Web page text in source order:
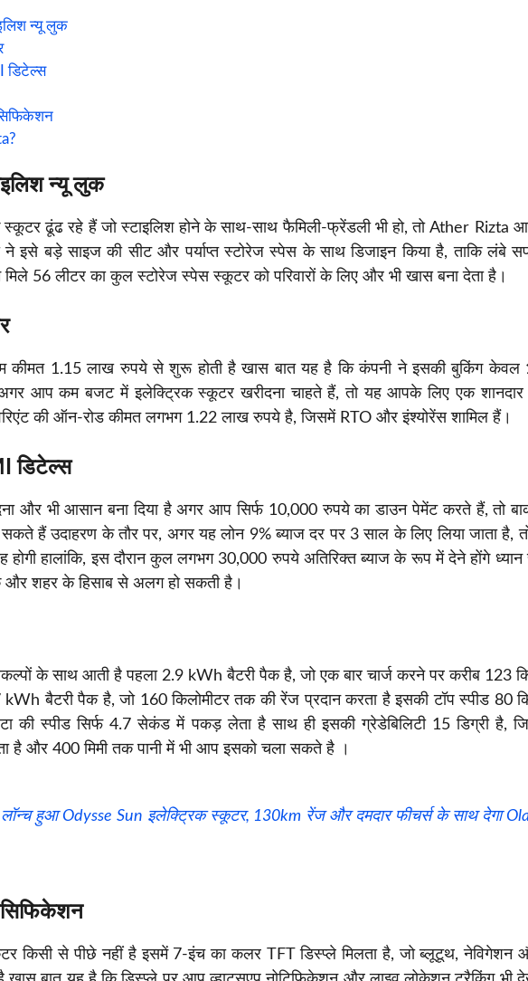
न्यू लुक
डिटेल्स
न्यू लुक
ढूंढ रहे हैं जो स्टाइलिश होने के साथ-साथ फैमिली-फ्रेंडली भी हो, तो Ather Rizta
इसे बड़े साइज की सीट और पर्याप्त स्टोरेज स्पेस के साथ डिजाइन किया है, ताकि लंबे
56 लीटर का कुल स्टोरेज स्पेस स्कूटर को परिवारों के लिए और भी खास बना देता है।
कीमत 1.15 लाख रुपये से शुरू होती है खास बात यह है कि कंपनी ने इसकी बुकिंग केवल
आप कम बजट में इलेक्ट्रिक स्कूटर खरीदना चाहते हैं, तो यह आपके लिए एक शानदार
की ऑन-रोड कीमत लगभग 1.22 लाख रुपये है, जिसमें RTO और इंश्योरेंस शामिल हैं।
डिटेल्स
और भी आसान बना दिया है अगर आप सिर्फ 10,000 रुपये का डाउन पेमेंट करते हैं, तो
हैं उदाहरण के तौर पर, अगर यह लोन 9% ब्याज दर पर 3 साल के लिए लिया जाता है,
होगी हालांकि, इस दौरान कुल लगभग 30,000 रुपये अतिरिक्त ब्याज के रूप में देने होंगे ध्यान
शहर के हिसाब से अलग हो सकती है।
के साथ आती है पहला 2.9 kWh बैटरी पैक है, जो एक बार चार्ज करने पर करीब 123
kWh बैटरी पैक है, जो 160 किलोमीटर तक की रेंज प्रदान करता है इसकी टॉप स्पीड 80
की स्पीड सिर्फ 4.7 सेकंड में पकड़ लेता है साथ ही इसकी ग्रेडेबिलिटी 15 डिग्री है,
है और 400 मिमी तक पानी में भी आप इसको चला सकते है ।
हुआ Odysse Sun इलेक्ट्रिक स्कूटर, 130km रेंज और दमदार फीचर्स के साथ देगा
किसी से पीछे नहीं है इसमें 7-इंच का कलर TFT डिस्प्ले मिलता है, जो ब्लूटूथ, नेविगेशन